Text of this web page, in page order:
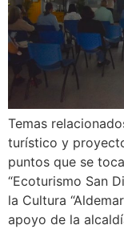
Temas
turístico y
puntos que se
“Ecoturismo San
la Cultura
apoyo de la